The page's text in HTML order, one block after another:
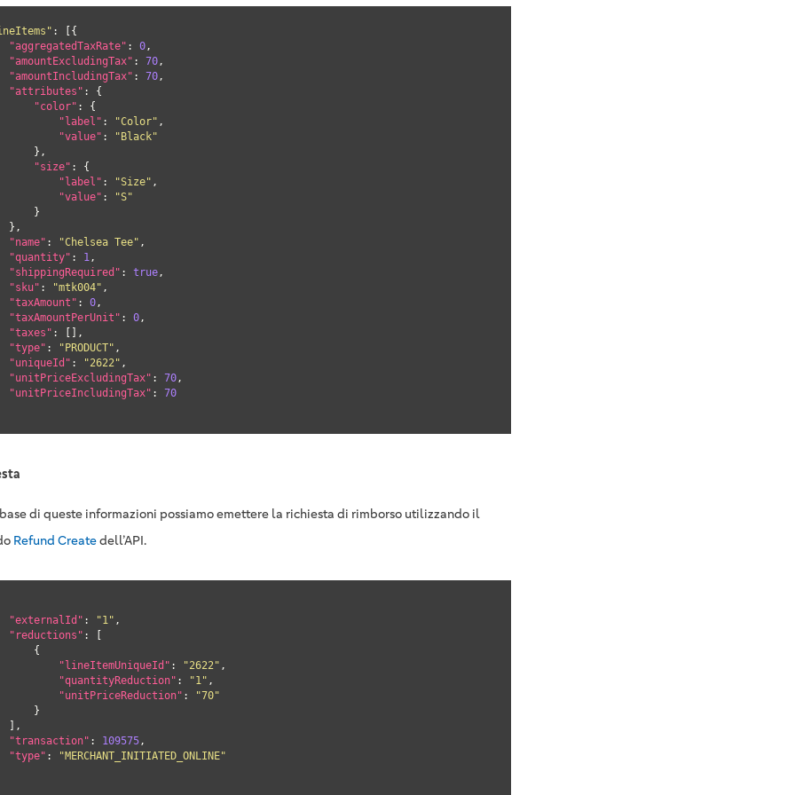
: [{
"aggregatedTaxRate" : 0,
"amountExcludingTax" : 70,
"amountIncludingTax" : 70,
"attributes" : {
"color" : {
"label" : "Color" ,
"value" :
"Black"
"size" : {
"label" : "Size" ,
"value" :
"S"
"name" : "Chelsea Tee" ,
"quantity" : 1,
"shippingRequired" : true,
"sku" : "mtk004" ,
"taxAmount" : 0,
"taxAmountPerUnit" : 0,
"taxes" : [],
"type" : "PRODUCT" ,
"uniqueId" : "2622" ,
"unitPriceExcludingTax" : 70,
"unitPriceIncludingTax" : 70
di queste informazioni possiamo emettere la richiesta di rimborso utilizzando il
Refund Createdell’API.
"externalId" : "1" ,
"reductions" : [
"lineItemUniqueId" : "2622" ,
"quantityReduction" : "1" ,
"unitPriceReduction" :
"70"
"transaction" : 109575,
"type" :
"MERCHANT_INITIATED_ONLINE"